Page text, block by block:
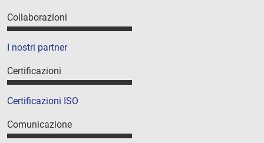
Collaborazioni
I nostri partner
Certificazioni
Certificazioni ISO
Comunicazione